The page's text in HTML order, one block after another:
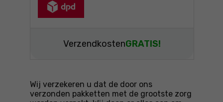
VerzendkostenGRATIS!
Wij verzekeren u dat de door ons
verzonden pakketten met de grootste zorg